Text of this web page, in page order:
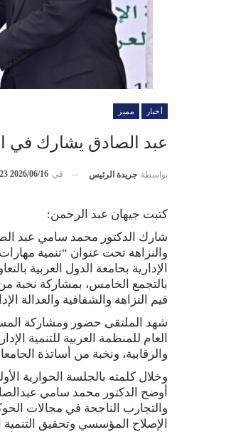
أخبار مميز
عبد الصادق يشارك في
بواسطة جريدة الرئيس في 2026/06/16 at 7:23 مساءً
كتبت جيهان عبد الرحمن:
شارك الدكتور محمد سامي عبد
والنزاهة تحت عنوان “تنمية
بالتجمع الخامس، بمشاركة نخبة
قيم النزاهة والشفافية والعدالة
شهد الملتقى حضور ومشاركة
العام للمنظمة العربية للتنمية
والرقابية، ونخبة من أساتذة
وخلال كلمته بالجلسة الحوارية
أوضح الدكتور محمد سامي
والتجارب الناجحة في مجالات
الإصلاح المؤسسي وتحقيق التنمية